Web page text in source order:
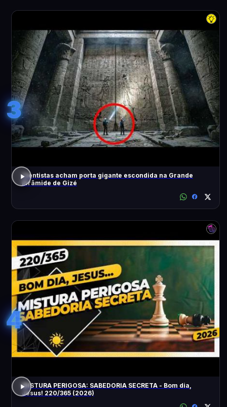
3
Cientistas acham porta gigante escondida na Grande
Pirâmide de Gizé
4
MISTURA PERIGOSA: SABEDORIA SECRETA - Bom dia,
Jesus! 220/365 (2026)